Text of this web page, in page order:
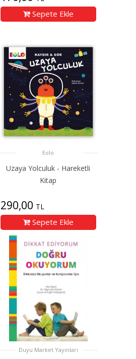
Sepete Ekle
Eolo
Uzaya Yolculuk - Hareketli
Kitap
290,00 TL
Sepete Ekle
Duyu Market Yayınları